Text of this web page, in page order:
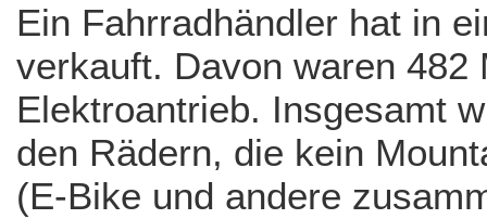
Ein Fahrradhändler hat in
verkauft. Davon waren
Elektroantrieb. Insgesamt
den Rädern, die kein
(E-Bike und andere